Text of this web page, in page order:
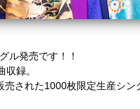
ル発売です！！
録。
された1000枚限定生産シ